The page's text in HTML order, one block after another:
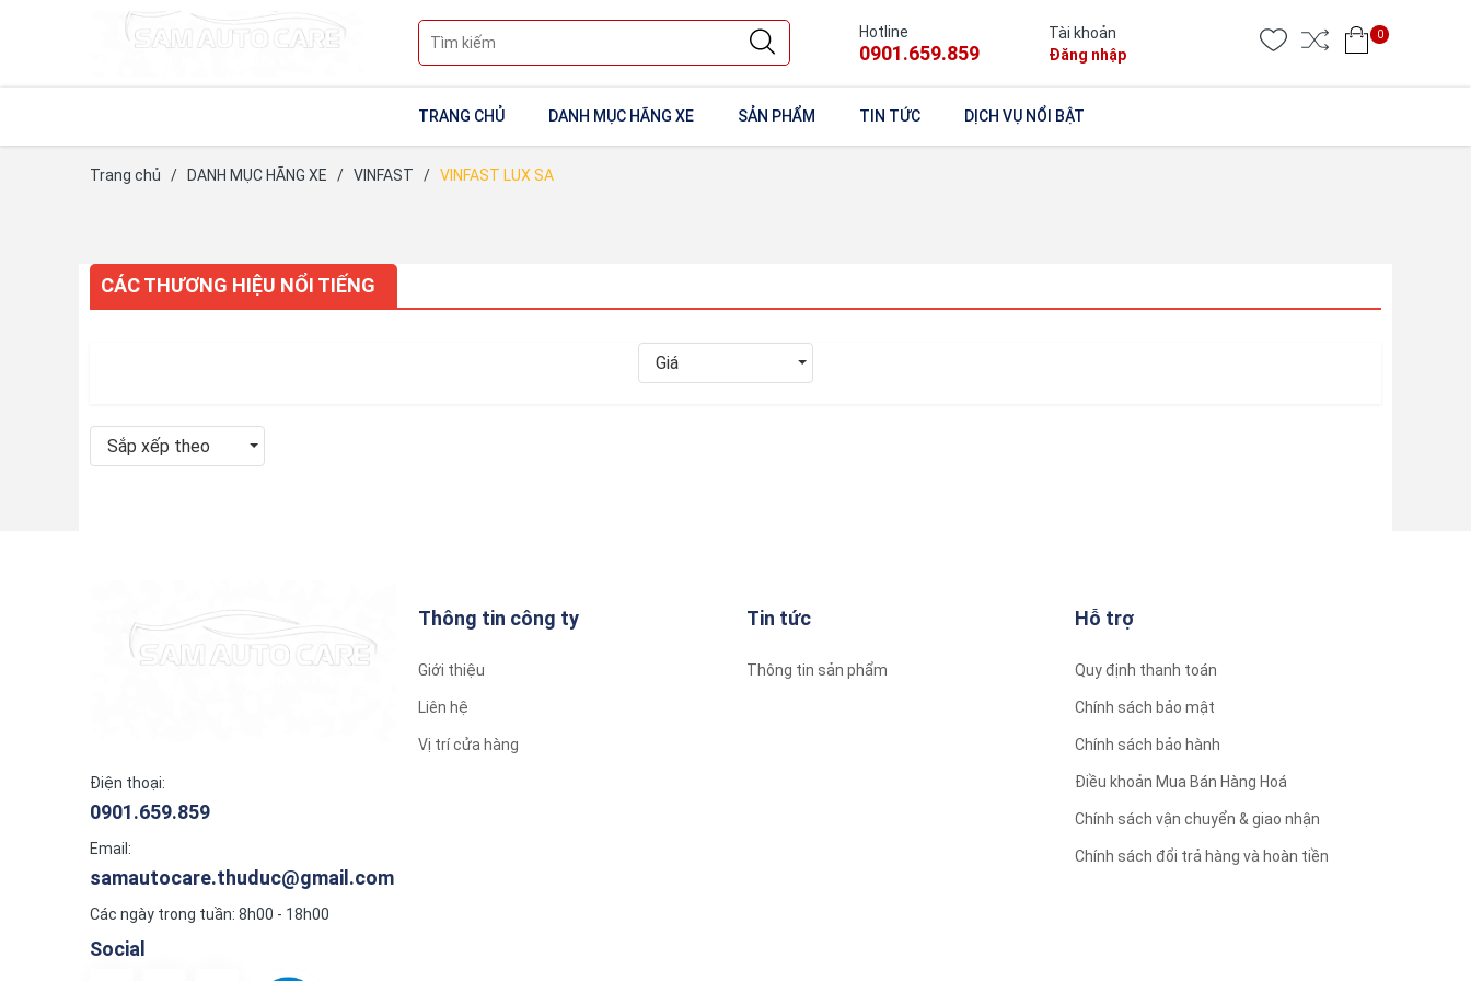
Hotline
0901.659.859
Tài khoản
Đăng nhập
0
TRANG CHỦ DANH MỤC HÃNG XE SẢN PHẨM TIN TỨC DỊCH VỤ NỔI BẬT
Trang chủ / DANH MỤC HÃNG XE / VINFAST / VINFAST LUX SA
CÁC THƯƠNG HIỆU NỔI TIẾNG
Giá
Sắp xếp theo
Điện thoại:
0901.659.859
Email:
samautocare.thuduc@gmail.com
Các ngày trong tuần: 8h00 - 18h00
Thông tin công ty
Giới thiệu
Liên hệ
Vị trí cửa hàng
Tin tức
Thông tin sản phẩm
Hỗ trợ
Quy định thanh toán
Chính sách bảo mật
Chính sách bảo hành
Điều khoản Mua Bán Hàng Hoá
Chính sách vận chuyển & giao nhận
Chính sách đổi trả hàng và hoàn tiền
Social